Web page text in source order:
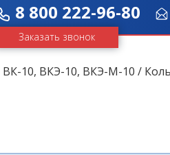
8 800 222-96-80
Заказать звонок
ВК-10, ВКЭ-10, ВКЭ-М-10 /